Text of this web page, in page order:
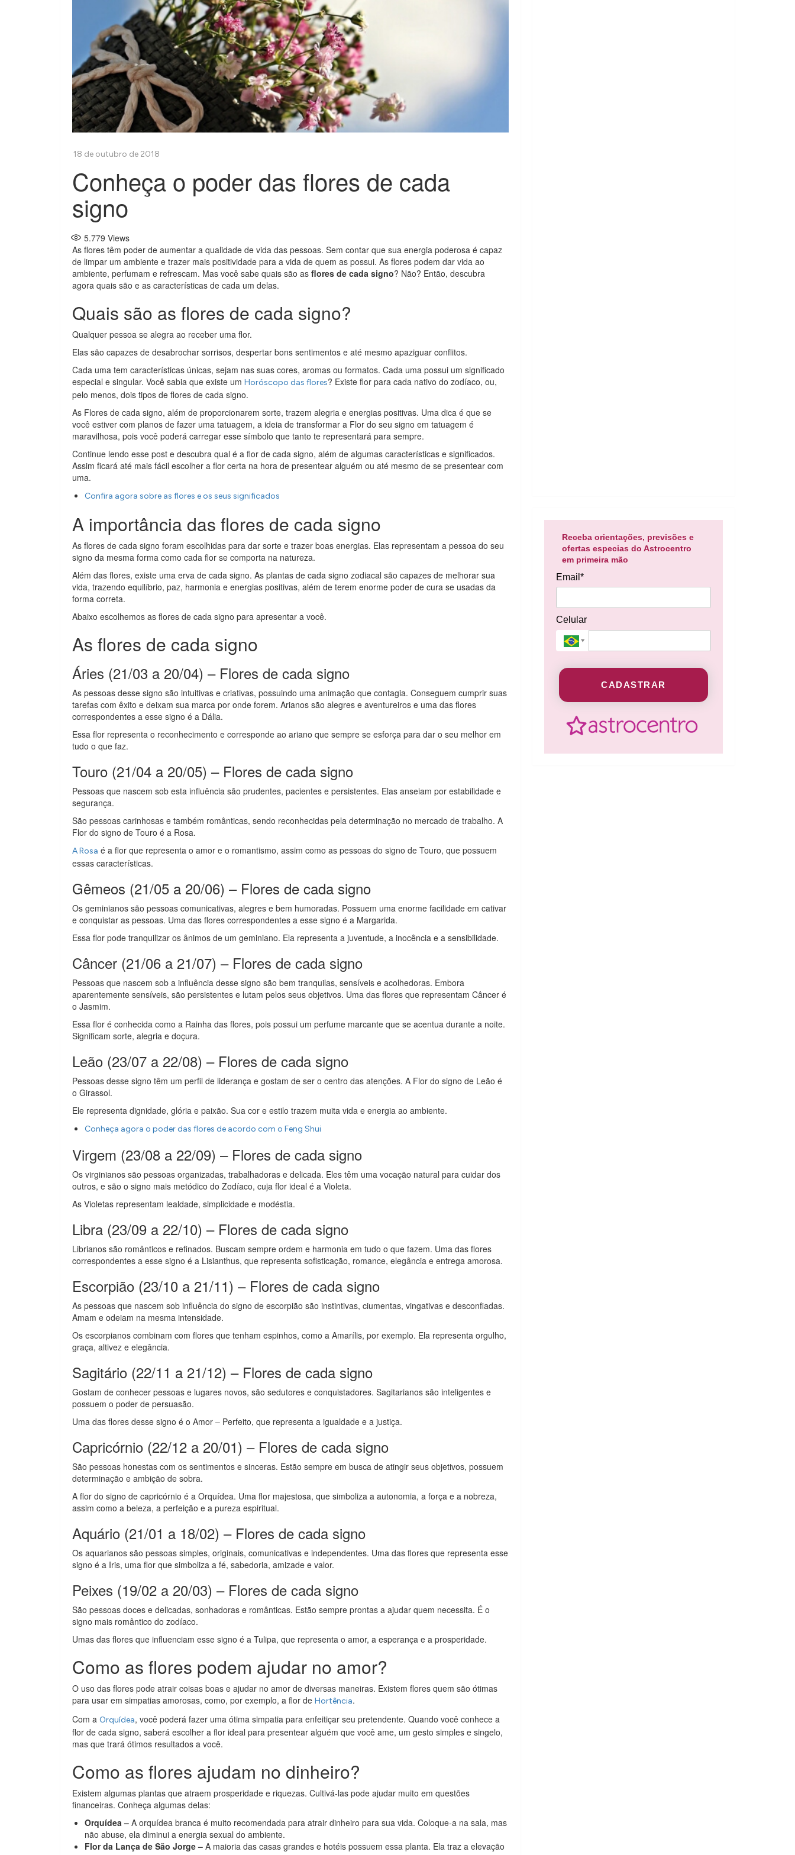
Conheça o poder das flores de cada
signo
5.779 Views
As flores têm poder de aumentar a qualidade de vida das pessoas. Sem contar que sua energia poderosa é capaz
de limpar um ambiente e trazer mais positividade para a vida de quem as possui. As flores podem dar vida ao
ambiente, perfumam e refrescam. Mas você sabe quais são as flores de cada signo? Não? Então, descubra
agora quais são e as características de cada um delas.
Quais são as flores de cada signo?
Qualquer pessoa se alegra ao receber uma flor.
Elas são capazes de desabrochar sorrisos, despertar bons sentimentos e até mesmo apaziguar conflitos.
Cada uma tem características únicas, sejam nas suas cores, aromas ou formatos. Cada uma possui um significado
especial e singular. Você sabia que existe um Horóscopo das flores? Existe flor para cada nativo do zodíaco, ou,
pelo menos, dois tipos de flores de cada signo.
As Flores de cada signo, além de proporcionarem sorte, trazem alegria e energias positivas. Uma dica é que se
você estiver com planos de fazer uma tatuagem, a ideia de transformar a Flor do seu signo em tatuagem é
maravilhosa, pois você poderá carregar esse símbolo que tanto te representará para sempre.
Continue lendo esse post e descubra qual é a flor de cada signo, além de algumas características e significados.
Assim ficará até mais fácil escolher a flor certa na hora de presentear alguém ou até mesmo de se presentear com
uma.
Confira agora sobre as flores e os seus significados
A importância das flores de cada signo
As flores de cada signo foram escolhidas para dar sorte e trazer boas energias. Elas representam a pessoa do seu
signo da mesma forma como cada flor se comporta na natureza.
Além das flores, existe uma erva de cada signo. As plantas de cada signo zodiacal são capazes de melhorar sua
vida, trazendo equilíbrio, paz, harmonia e energias positivas, além de terem enorme poder de cura se usadas da
forma correta.
Abaixo escolhemos as flores de cada signo para apresentar a você.
As flores de cada signo
Áries (21/03 a 20/04) – Flores de cada signo
As pessoas desse signo são intuitivas e criativas, possuindo uma animação que contagia. Conseguem cumprir suas
tarefas com êxito e deixam sua marca por onde forem. Arianos são alegres e aventureiros e uma das flores
correspondentes a esse signo é a Dália.
Essa flor representa o reconhecimento e corresponde ao ariano que sempre se esforça para dar o seu melhor em
tudo o que faz.
Touro (21/04 a 20/05) – Flores de cada signo
Pessoas que nascem sob esta influência são prudentes, pacientes e persistentes. Elas anseiam por estabilidade e
segurança.
São pessoas carinhosas e também românticas, sendo reconhecidas pela determinação no mercado de trabalho. A
Flor do signo de Touro é a Rosa.
A Rosa é a flor que representa o amor e o romantismo, assim como as pessoas do signo de Touro, que possuem
essas características.
Gêmeos (21/05 a 20/06) – Flores de cada signo
Os geminianos são pessoas comunicativas, alegres e bem humoradas. Possuem uma enorme facilidade em cativar
e conquistar as pessoas. Uma das flores correspondentes a esse signo é a Margarida.
Essa flor pode tranquilizar os ânimos de um geminiano. Ela representa a juventude, a inocência e a sensibilidade.
Câncer (21/06 a 21/07) – Flores de cada signo
Pessoas que nascem sob a influência desse signo são bem tranquilas, sensíveis e acolhedoras. Embora
aparentemente sensíveis, são persistentes e lutam pelos seus objetivos. Uma das flores que representam Câncer é
o Jasmim.
Essa flor é conhecida como a Rainha das flores, pois possui um perfume marcante que se acentua durante a noite.
Significam sorte, alegria e doçura.
Leão (23/07 a 22/08) – Flores de cada signo
Pessoas desse signo têm um perfil de liderança e gostam de ser o centro das atenções. A Flor do signo de Leão é
o Girassol.
Ele representa dignidade, glória e paixão. Sua cor e estilo trazem muita vida e energia ao ambiente.
Conheça agora o poder das flores de acordo com o Feng Shui
Virgem (23/08 a 22/09) – Flores de cada signo
Os virginianos são pessoas organizadas, trabalhadoras e delicada. Eles têm uma vocação natural para cuidar dos
outros, e são o signo mais metódico do Zodíaco, cuja flor ideal é a Violeta.
As Violetas representam lealdade, simplicidade e modéstia.
Libra (23/09 a 22/10) – Flores de cada signo
Librianos são românticos e refinados. Buscam sempre ordem e harmonia em tudo o que fazem. Uma das flores
correspondentes a esse signo é a Lisianthus, que representa sofisticação, romance, elegância e entrega amorosa.
Escorpião (23/10 a 21/11) – Flores de cada signo
As pessoas que nascem sob influência do signo de escorpião são instintivas, ciumentas, vingativas e desconfiadas.
Amam e odeiam na mesma intensidade.
Os escorpianos combinam com flores que tenham espinhos, como a Amarílis, por exemplo. Ela representa orgulho,
graça, altivez e elegância.
Sagitário (22/11 a 21/12) – Flores de cada signo
Gostam de conhecer pessoas e lugares novos, são sedutores e conquistadores. Sagitarianos são inteligentes e
possuem o poder de persuasão.
Uma das flores desse signo é o Amor – Perfeito, que representa a igualdade e a justiça.
Capricórnio (22/12 a 20/01) – Flores de cada signo
São pessoas honestas com os sentimentos e sinceras. Estão sempre em busca de atingir seus objetivos, possuem
determinação e ambição de sobra.
A flor do signo de capricórnio é a Orquídea. Uma flor majestosa, que simboliza a autonomia, a força e a nobreza,
assim como a beleza, a perfeição e a pureza espiritual.
Aquário (21/01 a 18/02) – Flores de cada signo
Os aquarianos são pessoas simples, originais, comunicativas e independentes. Uma das flores que representa esse
signo é a Iris, uma flor que simboliza a fé, sabedoria, amizade e valor.
Peixes (19/02 a 20/03) – Flores de cada signo
São pessoas doces e delicadas, sonhadoras e românticas. Estão sempre prontas a ajudar quem necessita. É o
signo mais romântico do zodíaco.
Umas das flores que influenciam esse signo é a Tulipa, que representa o amor, a esperança e a prosperidade.
Como as flores podem ajudar no amor?
O uso das flores pode atrair coisas boas e ajudar no amor de diversas maneiras. Existem flores quem são ótimas
para usar em simpatias amorosas, como, por exemplo, a flor de Hortência.
Com a Orquídea, você poderá fazer uma ótima simpatia para enfeitiçar seu pretendente. Quando você conhece a
flor de cada signo, saberá escolher a flor ideal para presentear alguém que você ame, um gesto simples e singelo,
mas que trará ótimos resultados a você.
Como as flores ajudam no dinheiro?
Existem algumas plantas que atraem prosperidade e riquezas. Cultivá-las pode ajudar muito em questões
financeiras. Conheça algumas delas:
Orquídea – A orquídea branca é muito recomendada para atrair dinheiro para sua vida. Coloque-a na sala, mas
não abuse, ela diminui a energia sexual do ambiente.
Flor da Lança de São Jorge – A maioria das casas grandes e hotéis possuem essa planta. Ela traz a elevação
Receba orientações, previsões e
ofertas especias do Astrocentro
em primeira mão
Email*
Celular
CADASTRAR